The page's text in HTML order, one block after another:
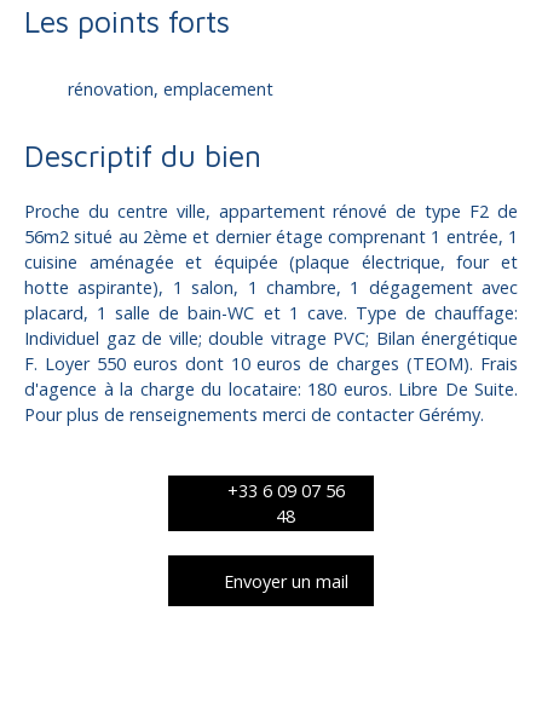
Les points forts
rénovation, emplacement
Descriptif du bien
Proche du centre ville, appartement rénové de type F2 de
56m2 situé au 2ème et dernier étage comprenant 1 entrée, 1
cuisine aménagée et équipée (plaque électrique, four et
hotte aspirante), 1 salon, 1 chambre, 1 dégagement avec
placard, 1 salle de bain-WC et 1 cave. Type de chauffage:
Individuel gaz de ville; double vitrage PVC; Bilan énergétique
F. Loyer 550 euros dont 10 euros de charges (TEOM). Frais
d'agence à la charge du locataire: 180 euros. Libre De Suite.
Pour plus de renseignements merci de contacter Gérémy.
+33 6 09 07 56
48
Envoyer un mail